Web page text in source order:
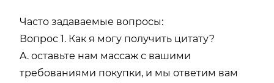
Часто задаваемые вопросы:
Вопрос 1. Как я могу получить цитату?
A. оставьте нам массаж с вашими
требованиями покупки, и мы ответим вам